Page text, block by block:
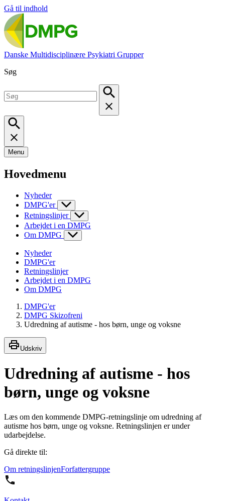
Gå til indhold
Danske Multidisciplinære Psykiatri Grupper
Søg
Menu
Hovedmenu
Nyheder
DMPG'er
Retningslinjer
Arbejdet i en DMPG
Om DMPG
Nyheder
DMPG'er
Retningslinjer
Arbejdet i en DMPG
Om DMPG
DMPG'er
DMPG Skizofreni
Udredning af autisme - hos børn, unge og voksne
Udskriv
Udredning af autisme - hos
børn, unge og voksne
Læs om den kommende DMPG-retningslinje om udredning af
autisme hos børn, unge og voksne. Retningslinjen er under
udarbejdelse.
Gå direkte til:
Om retningslinjenForfattergruppe